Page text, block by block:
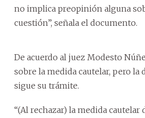
no implica preopinión alguna
cuestión”, señala el documento.
De acuerdo al juez Modesto
sobre la medida cautelar, pero la
sigue su trámite.
“(Al rechazar) la medida cautelar